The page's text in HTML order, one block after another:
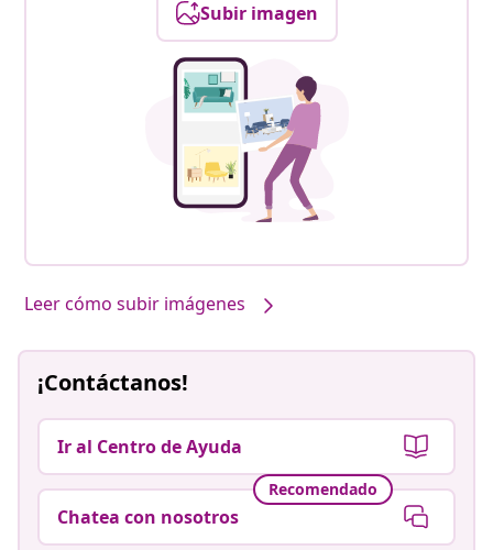
Subir imagen
Leer cómo subir imágenes
¡Contáctanos!
Ir al Centro de Ayuda
Recomendado
Chatea con nosotros